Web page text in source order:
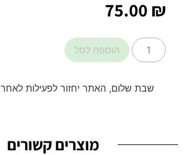
75.00 ₪
הוספה לסל
שבת שלום, האתר יחזור לפעילות
מוצרים קשורים